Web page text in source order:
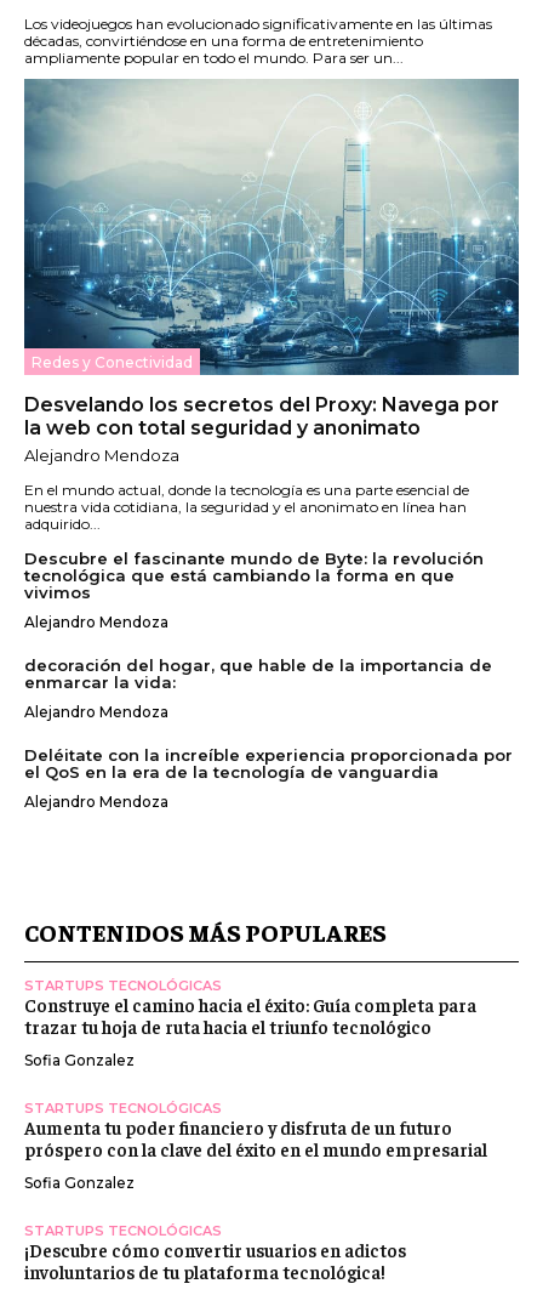
Los videojuegos han evolucionado significativamente en las últimas
décadas, convirtiéndose en una forma de entretenimiento
ampliamente popular en todo el mundo. Para ser un...
Redes y Conectividad
Desvelando los secretos del Proxy: Navega por
la web con total seguridad y anonimato
Alejandro Mendoza
En el mundo actual, donde la tecnología es una parte esencial de
nuestra vida cotidiana, la seguridad y el anonimato en línea han
adquirido...
Descubre el fascinante mundo de Byte: la revolución
tecnológica que está cambiando la forma en que
vivimos
Alejandro Mendoza
decoración del hogar, que hable de la importancia de
enmarcar la vida:
Alejandro Mendoza
Deléitate con la increíble experiencia proporcionada por
el QoS en la era de la tecnología de vanguardia
Alejandro Mendoza
CONTENIDOS MÁS POPULARES
STARTUPS TECNOLÓGICAS
Construye el camino hacia el éxito: Guía completa para
trazar tu hoja de ruta hacia el triunfo tecnológico
Sofia Gonzalez
STARTUPS TECNOLÓGICAS
Aumenta tu poder financiero y disfruta de un futuro
próspero con la clave del éxito en el mundo empresarial
Sofia Gonzalez
STARTUPS TECNOLÓGICAS
¡Descubre cómo convertir usuarios en adictos
involuntarios de tu plataforma tecnológica!